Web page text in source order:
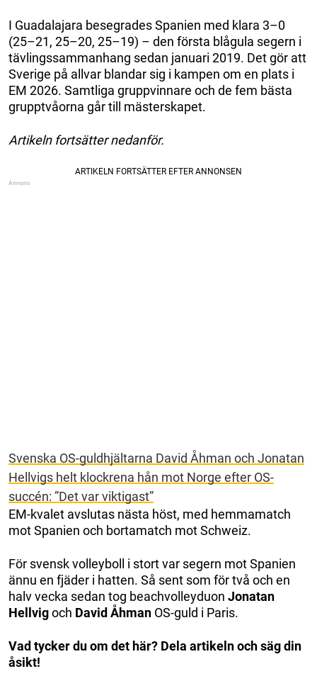
I Guadalajara besegrades Spanien med klara 3–0
(25–21, 25–20, 25–19) – den första blågula segern i
tävlingssammanhang sedan januari 2019. Det gör att
Sverige på allvar blandar sig i kampen om en plats i
EM 2026. Samtliga gruppvinnare och de fem bästa
grupptvåorna går till mästerskapet.
Artikeln fortsätter nedanför.
Svenska OS-guldhjältarna David Åhman och Jonatan
Hellvigs helt klockrena hån mot Norge efter OS-
succén: ”Det var viktigast”
EM-kvalet avslutas nästa höst, med hemmamatch
mot Spanien och bortamatch mot Schweiz.
För svensk volleyboll i stort var segern mot Spanien
ännu en fjäder i hatten. Så sent som för två och en
halv vecka sedan tog beachvolleyduon Jonatan
Hellvigoch David Åhman OS-guld i Paris.
Vad tycker du om det här? Dela artikeln och säg din
åsikt!